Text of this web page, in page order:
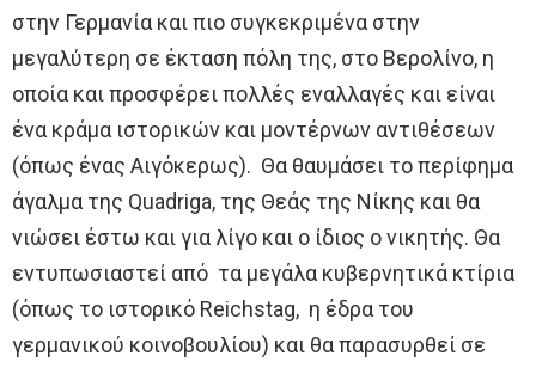
στην Γερμανία και πιο συγκεκριμένα στην
μεγαλύτερη σε έκταση πόλη της, στο Βερολίνο, η
οποία και προσφέρει πολλές εναλλαγές και είναι
ένα κράμα ιστορικών και μοντέρνων αντιθέσεων
(όπως ένας Αιγόκερως). Θα θαυμάσει το περίφημα
άγαλμα της Quadriga, της Θεάς της Νίκης και θα
νιώσει έστω και για λίγο και ο ίδιος ο νικητής. Θα
εντυπωσιαστεί από τα μεγάλα κυβερνητικά κτίρια
(όπως το ιστορικό Reichstag, η έδρα του
γερμανικού κοινοβουλίου) και θα παρασυρθεί σε